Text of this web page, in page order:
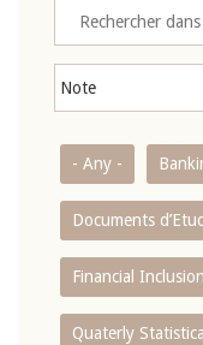
- Any -
Documents
Financial
Quaterly